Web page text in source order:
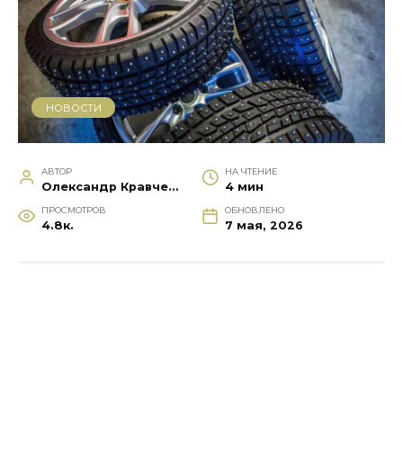
НОВОСТИ
АВТОР
Олександр Кравченко
НА ЧТЕНИЕ
4 мин
ПРОСМОТРОВ
4.8к.
ОБНОВЛЕНО
7 мая, 2026